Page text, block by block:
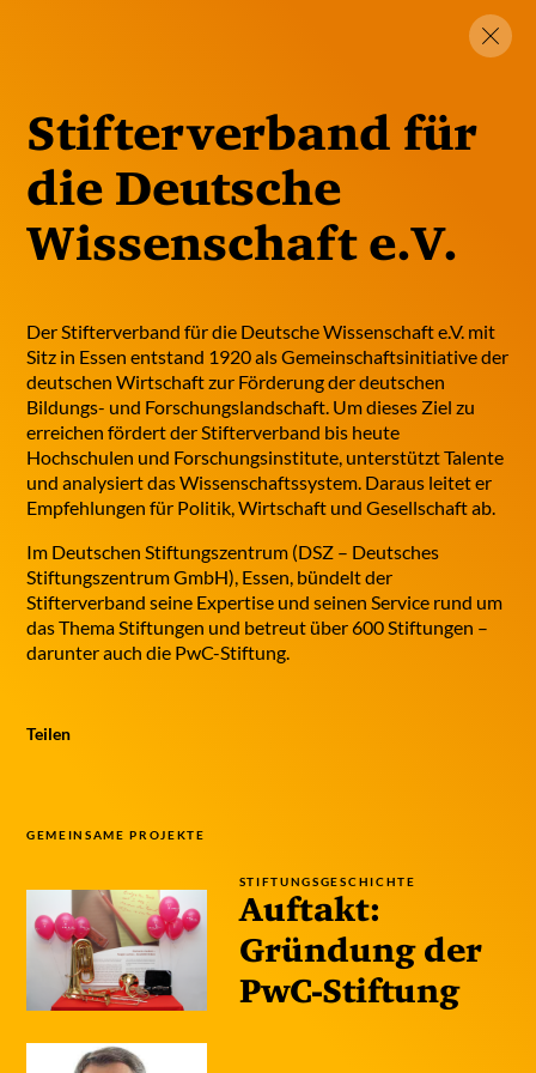
20 Jahre
gemeinsames Wirken
Centrum für angewandte Politikforschung
Institut Ökonomische Bildung (IÖB)
Bündnis Ökonomische Bildung
Arbeitsstelle Kulturelle Bildung an Schulen
(KuBiS)
Stiftung Lesen
Karl Schlecht Stiftung (KSG)
Netzwerk Junge Ohren (NJO)
Rat für Kulturelle Bildung
Stiftung Zuhören
Hessisches Kultusministerium
Deutsche Kinder- und Jugendstiftung
(DKJS)
Können. Mehr Zukunft.
Chunderksen
Stifterverband für
die Deutsche
Wissenschaft e.V.
Der Stifterverband für die Deutsche Wissenschaft e.V. mit
Sitz in Essen entstand 1920 als Gemeinschaftsinitiative der
deutschen Wirtschaft zur Förderung der deutschen
Bildungs- und Forschungslandschaft. Um dieses Ziel zu
erreichen fördert der Stifterverband bis heute
Hochschulen und Forschungsinstitute, unterstützt Talente
und analysiert das Wissenschaftssystem. Daraus leitet er
Empfehlungen für Politik, Wirtschaft und Gesellschaft ab.
Im Deutschen Stiftungszentrum (DSZ – Deutsches
Stiftungszentrum GmbH), Essen, bündelt der
Stifterverband seine Expertise und seinen Service rund um
das Thema Stiftungen und betreut über 600 Stiftungen –
darunter auch die PwC-Stiftung.
Teilen
GEMEINSAME PROJEKTE
STIFTUNGSGESCHICHTE
Auftakt:
Gründung der
PwC-Stiftung